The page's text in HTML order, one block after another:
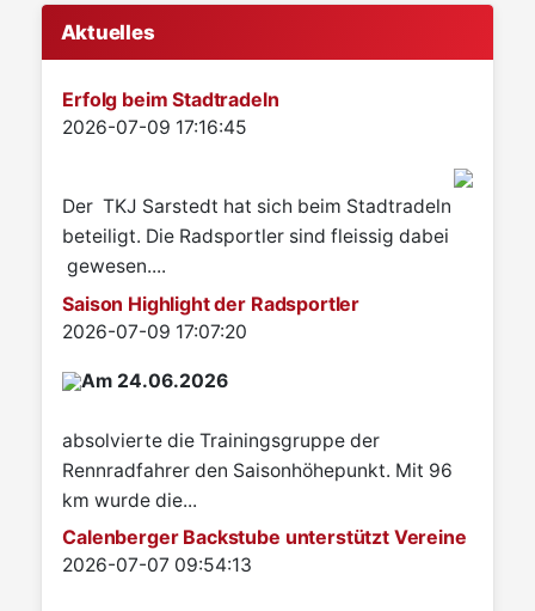
Aktuelles
Erfolg beim Stadtradeln
Details
2026-07-09 17:16:45
Der TKJ Sarstedt hat sich beim Stadtradeln
beteiligt. Die Radsportler sind fleissig dabei
gewesen....
Saison Highlight der Radsportler
Details
2026-07-09 17:07:20
Am 24.06.2026
absolvierte die Trainingsgruppe der
Rennradfahrer den Saisonhöhepunkt. Mit 96
km wurde die...
Calenberger Backstube unterstützt Vereine
Details
2026-07-07 09:54:13